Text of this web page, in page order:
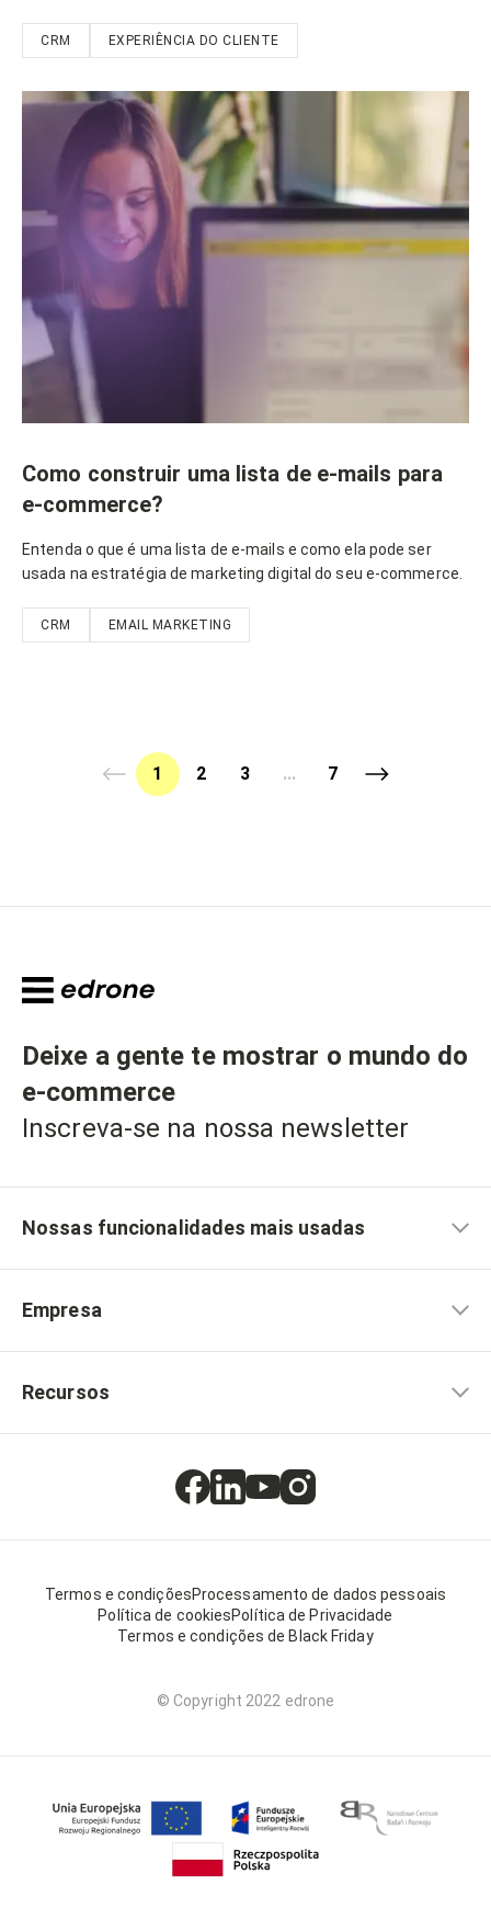
CRM EXPERIÊNCIA DO CLIENTE
Como construir uma lista de e-mails para
e-commerce?
Entenda o que é uma lista de e-mails e como ela pode ser
usada na estratégia de marketing digital do seu e-commerce.
CRM EMAIL MARKETING
1 2 3 ... 7
Deixe a gente te mostrar o mundo do
e-commerce
Inscreva-se na nossa newsletter
Nossas funcionalidades mais usadas
Empresa
Recursos
Termos e condiçõesProcessamento de dados pessoais
Política de cookiesPolítica de Privacidade
Termos e condições de Black Friday
© Copyright 2022 edrone